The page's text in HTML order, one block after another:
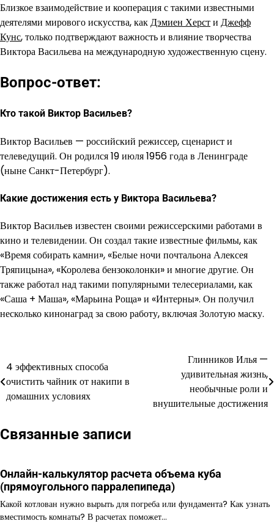
Близкое взаимодействие и кооперация с такими известными
деятелями мирового искусства, какДэмиен Херсти Джефф
Кунс, только подтверждают важность и влияние творчества
Виктора Васильева на международную художественную сцену.
Вопрос-ответ:
Кто такой Виктор Васильев?
Виктор Васильев — российский режиссер, сценарист и
телеведущий. Он родился 19 июля 1956 года в Ленинграде
(ныне Санкт-Петербург).
Какие достижения есть у Виктора Васильева?
Виктор Васильев известен своими режиссерскими работами в
кино и телевидении. Он создал такие известные фильмы, как
«Время собирать камни», «Белые ночи почтальона Алексея
Тряпицына», «Королева бензоколонки» и многие другие. Он
также работал над такими популярными телесериалами, как
«Саша + Маша», «Марьина Роща» и «Интерны». Он получил
несколько кинонаград за свою работу, включая Золотую маску.
Навигация
по
записям
4 эффективных способа
очистить чайник от накипи в
домашних условиях
Глинников Илья —
удивительная жизнь,
необычные роли и
внушительные достижения
Связанные записи
Онлайн-калькулятор расчета объема куба
(прямоугольного парралепипеда)
Какой котлован нужно вырыть для погреба или фундамента? Как узнать
вместимость комнаты? В расчетах поможет…